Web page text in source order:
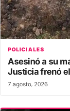
POLICIALES
Asesinó a su
Justicia frenó
7 agosto, 2026